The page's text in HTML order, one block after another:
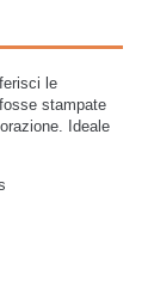
le
stampate
Ideale